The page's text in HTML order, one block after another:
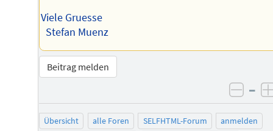
Viele Gruesse
Stefan Muenz
Beitrag melden
–
Übersicht alle Foren SELFHTML-Forum
anmelden